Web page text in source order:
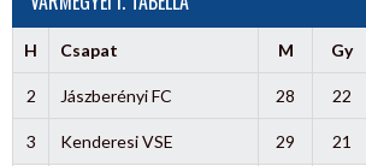
H Csapat M Gy
2 Jászberényi FC 28 22
3 Kenderesi VSE 29 21